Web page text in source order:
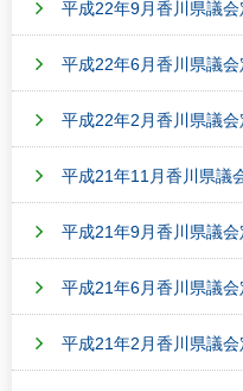
平成22年9月香川県議
平成22年6月香川県議
平成22年2月香川県議
平成21年11月香川県
平成21年9月香川県議
平成21年6月香川県議
平成21年2月香川県議